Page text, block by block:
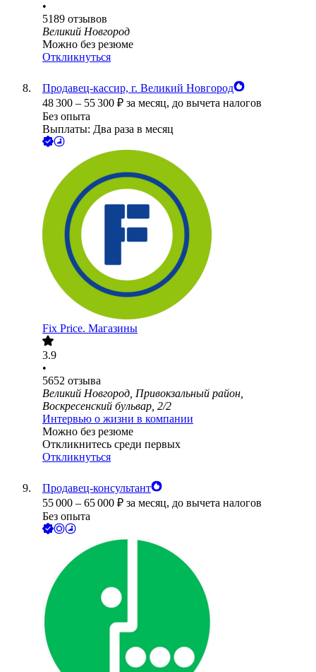
•
5189 отзывов
Великий Новгород
Можно без резюме
Откликнуться
Продавец-кассир, г. Великий Новгород
48 300 – 55 300 ₽ за месяц, до вычета налогов
Без опыта
Выплаты: Два раза в месяц
Fix Price. Магазины
3.9
•
5652 отзыва
Великий Новгород, Привокзальный район,
Воскресенский бульвар, 2/2
Интервью о жизни в компании
Можно без резюме
Откликнитесь среди первых
Откликнуться
Продавец-консультант
55 000 – 65 000 ₽ за месяц, до вычета налогов
Без опыта